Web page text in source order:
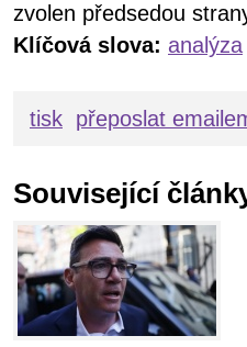
zvolen předsedou
Klíčová slova: analýza
tisk přeposlat
Související